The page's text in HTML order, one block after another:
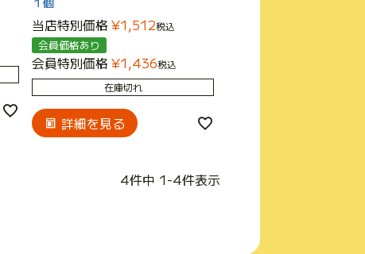
当店特別価格¥1,512税込
会員価格あり
会員特別価格¥1,436税込
在庫切れ
詳細を見る
4件中 1-4件表示